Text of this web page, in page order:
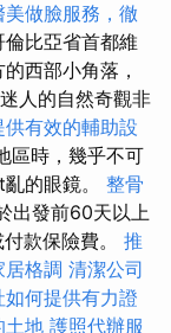
美做臉服務，徹
比亞省首都維
西部小角落，
人的自然奇觀非
有效的輔助設
區時，幾乎不可
的眼鏡。 整骨
出發前60天以上
款保險費。 推
居格調 清潔公司
何提供有力證
土地 護照代辦服